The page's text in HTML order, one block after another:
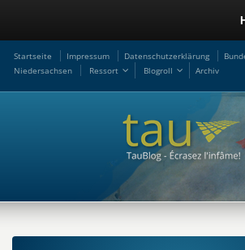
Startseite Impressum Datenschutzerklärung
Niedersachsen
Ressort Blogroll Archiv